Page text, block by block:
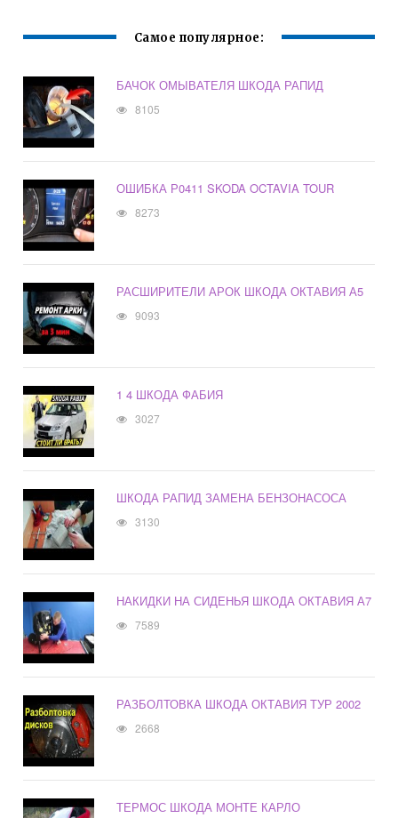
Самое популярное:
БАЧОК ОМЫВАТЕЛЯ ШКОДА РАПИД
8105
ОШИБКА Р0411 SKODA OCTAVIA TOUR
8273
РАСШИРИТЕЛИ АРОК ШКОДА ОКТАВИЯ А5
9093
1 4 ШКОДА ФАБИЯ
3027
ШКОДА РАПИД ЗАМЕНА БЕНЗОНАСОСА
3130
НАКИДКИ НА СИДЕНЬЯ ШКОДА ОКТАВИЯ А7
7589
РАЗБОЛТОВКА ШКОДА ОКТАВИЯ ТУР 2002
2668
ТЕРМОС ШКОДА МОНТЕ КАРЛО